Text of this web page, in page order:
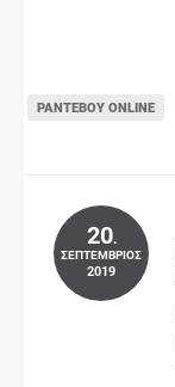
ΡΑΝΤΕΒΟΎ ONLINE
20.
ΣΕΠΤΈΜΒΡΙΟΣ
2019